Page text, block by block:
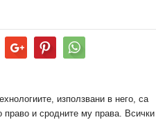
използвани в него, са
право и сродните му права. Всички